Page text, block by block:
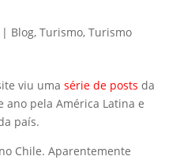
Blog, Turismo, Turismo
viu uma série de posts da
ano pela América Latina e
país.
Chile. Aparentemente